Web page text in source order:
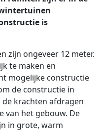
is
zijn ongeveer 12 meter.
te maken en
mogelijke constructie
de constructie in
krachten afdragen
van het gebouw. De
in grote, warm